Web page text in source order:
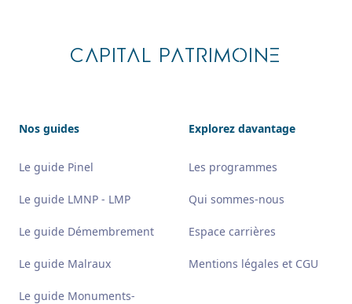
CAPITAL PATRIMOINE
Nos guides
Le guide Pinel
Le guide LMNP - LMP
Le guide Démembrement
Le guide Malraux
Le guide Monuments-
Explorez davantage
Les programmes
Qui sommes-nous
Espace carrières
Mentions légales et CGU